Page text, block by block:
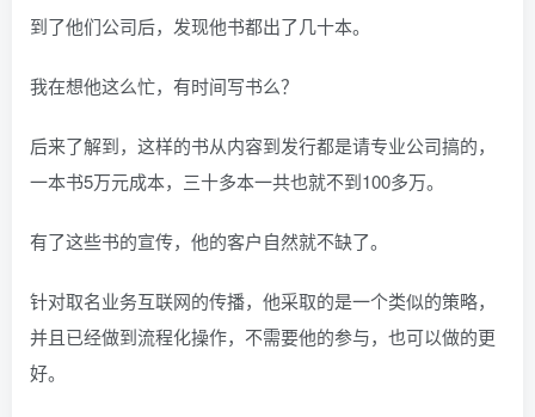
到了他们公司后，发现他书都出了几十本。
我在想他这么忙，有时间写书么？
后来了解到，这样的书从内容到发行都是请专业公司搞的，
一本书5万元成本，三十多本一共也就不到100多万。
有了这些书的宣传，他的客户自然就不缺了。
针对取名业务互联网的传播，他采取的是一个类似的策略，
并且已经做到流程化操作，不需要他的参与，也可以做的更
好。